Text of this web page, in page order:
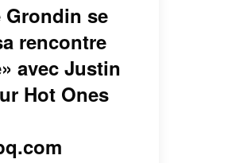
Grondin se
rencontre
avec Justin
Hot Ones